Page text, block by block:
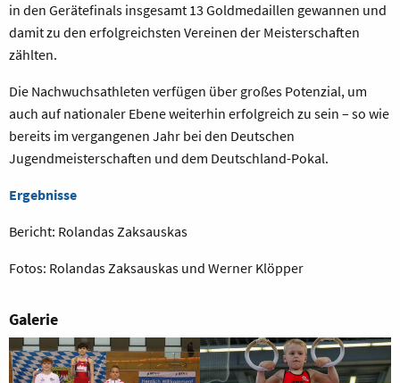
in den Gerätefinals insgesamt 13 Goldmedaillen gewannen und
damit zu den erfolgreichsten Vereinen der Meisterschaften
zählten.
Die Nachwuchsathleten verfügen über großes Potenzial, um
auch auf nationaler Ebene weiterhin erfolgreich zu sein – so wie
bereits im vergangenen Jahr bei den Deutschen
Jugendmeisterschaften und dem Deutschland-Pokal.
Ergebnisse
Bericht: Rolandas Zaksauskas
Fotos: Rolandas Zaksauskas und Werner Klöpper
Galerie